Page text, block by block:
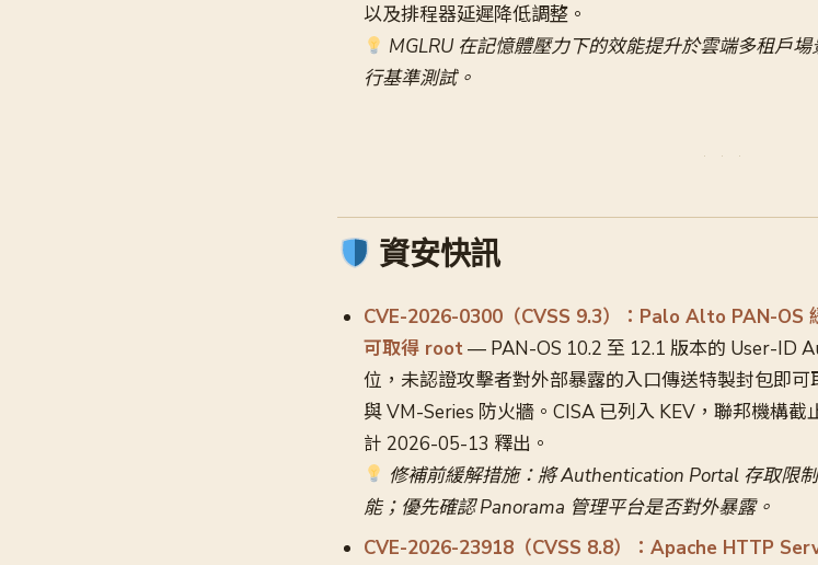
以及排程器延遲降低調整。
MGLRU 在記憶體壓力下的效能提升於雲端多租戶
行基準測試。
資安快訊
CVE-2026-0300（CVSS 9.3）：Palo Alto PAN-OS
可取得 root— PAN-OS 10.2 至 12.1 版本的 User-ID
位，未認證攻擊者對外部暴露的入口傳送特製封包即
與 VM-Series 防火牆。CISA 已列入 KEV，聯邦機構
計 2026-05-13 釋出。
修補前緩解措施：將 Authentication Portal 存取限
能；優先確認 Panorama 管理平台是否對外暴露。
CVE-2026-23918（CVSS 8.8）：Apache HTTP